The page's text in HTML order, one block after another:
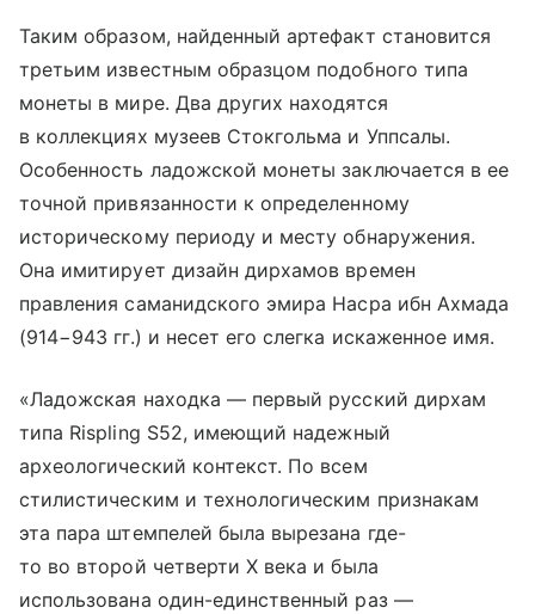
Таким образом, найденный артефакт становится
третьим известным образцом подобного типа
монеты в мире. Два других находятся
в коллекциях музеев Стокгольма и Уппсалы.
Особенность ладожской монеты заключается в ее
точной привязанности к определенному
историческому периоду и месту обнаружения.
Она имитирует дизайн дирхамов времен
правления саманидского эмира Насра ибн Ахмада
(914−943 гг.) и несет его слегка искаженное имя.
«Ладожская находка — первый русский дирхам
типа Rispling S52, имеющий надежный
археологический контекст. По всем
стилистическим и технологическим признакам
эта пара штемпелей была вырезана где-
то во второй четверти X века и была
использована один-единственный раз —